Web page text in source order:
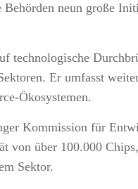
Behörden neun große
technologische
Er umfasst
Ökosystemen.
Kommission für
von über 100.000
Sektor.